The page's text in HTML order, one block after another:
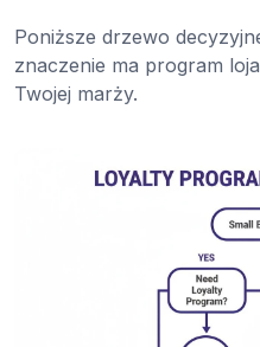
Poniższe drzewo
znaczenie ma program
Twojej marży.